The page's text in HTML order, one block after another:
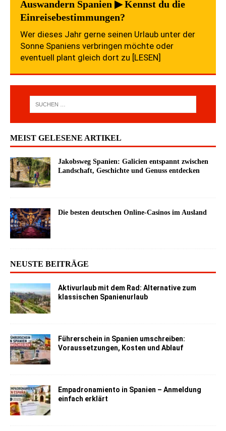
Auswandern Spanien ▶ Kennst du die
Einreisebestimmungen?
Wer dieses Jahr gerne seinen Urlaub unter der
Sonne Spaniens verbringen möchte oder
eventuell plant gleich dort zu [LESEN]
MEIST GELESENE ARTIKEL
Jakobsweg Spanien: Galicien entspannt zwischen
Landschaft, Geschichte und Genuss entdecken
Die besten deutschen Online-Casinos im Ausland
NEUSTE BEITRÄGE
Aktivurlaub mit dem Rad: Alternative zum
klassischen Spanienurlaub
Führerschein in Spanien umschreiben:
Voraussetzungen, Kosten und Ablauf
Empadronamiento in Spanien – Anmeldung
einfach erklärt